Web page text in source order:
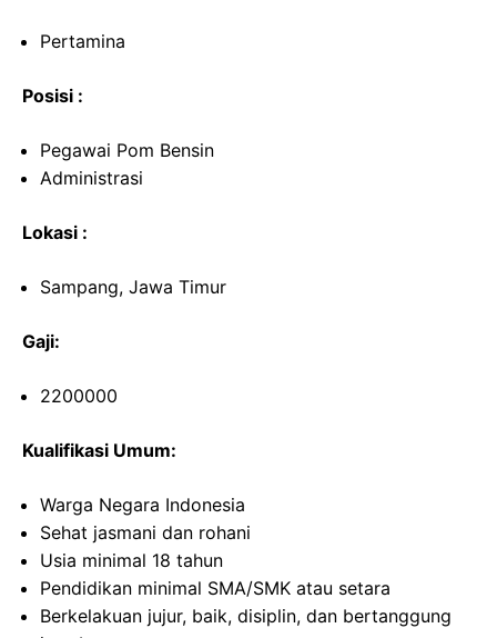
Pertamina
Posisi :
Pegawai Pom Bensin
Administrasi
Lokasi :
Sampang, Jawa Timur
Gaji:
2200000
Kualifikasi Umum:
Warga Negara Indonesia
Sehat jasmani dan rohani
Usia minimal 18 tahun
Pendidikan minimal SMA/SMK atau setara
Berkelakuan jujur, baik, disiplin, dan bertanggung